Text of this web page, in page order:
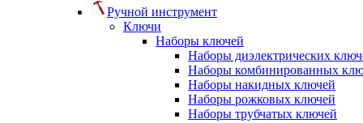
Ручной инструмент
Ключи
Наборы ключей
Наборы диэлектрических
Наборы комбинированных
Наборы накидных ключей
Наборы рожковых ключей
Наборы трубчатых ключей